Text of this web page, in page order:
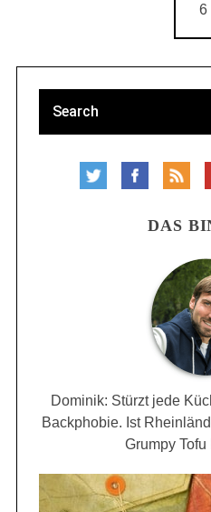
6
DAS
Dominik: Stürzt jede
Backphobie. Ist
Grumpy